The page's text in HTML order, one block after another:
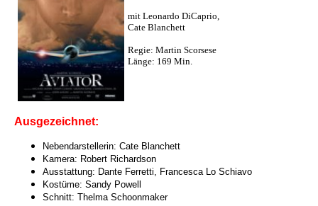
mit Leonardo DiCaprio,
Cate Blanchett
Regie: Martin Scorsese
Länge: 169 Min.
Ausgezeichnet:
Nebendarstellerin: Cate Blanchett
Kamera: Robert Richardson
Ausstattung: Dante Ferretti, Francesca Lo Schiavo
Kostüme: Sandy Powell
Schnitt: Thelma Schoonmaker